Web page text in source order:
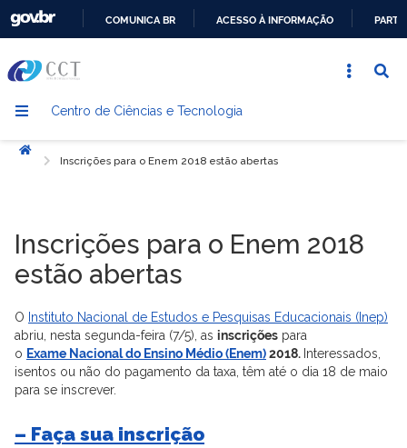
CONTEÚDO
COMUNICA BR ACESSO À INFORMAÇÃO
Centro de Ciências e Tecnologia
Início
Inscrições para o Enem 2018 estão abertas
Inscrições para o Enem 2018
estão abertas
O Instituto Nacional de Estudos e Pesquisas Educacionais (Inep)
abriu, nesta segunda-feira (7/5), as inscrições para
o Exame Nacional do Ensino Médio (Enem)2018. Interessados,
isentos ou não do pagamento da taxa, têm até o dia 18 de maio
para se inscrever.
– Faça sua inscrição